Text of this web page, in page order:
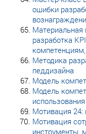
ошибки
Материальная
разработка
Методика
педдизайна
Модель
Модель
использования
Мотивация 24:
Мотивация
инструменты,